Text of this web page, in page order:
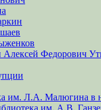
Федорович
им. Л.А. Малюгина в
им. А.В.